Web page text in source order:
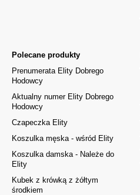
Polecane produkty
Prenumerata Elity Dobrego
Hodowcy
Aktualny numer Elity Dobrego
Hodowcy
Czapeczka Elity
Koszulka męska - wśród Elity
Koszulka damska - Należe do
Elity
Kubek z krówką z żółtym
środkiem